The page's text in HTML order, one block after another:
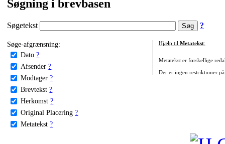
Søgning i brevbasen
Søgetekst ?
Søge-afgrænsning:
Dato ?
Afsender ?
Modtager ?
Brevtekst ?
Herkomst ?
Original Placering ?
Metatekst ?
Hjælp til Metatekst:
Metatekst er forskellige
Der er ingen restriktioner